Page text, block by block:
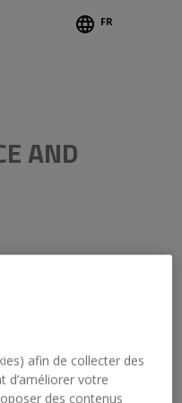
FR
AND
Taylor, curators of
afin de collecter des
d’améliorer votre
des contenus